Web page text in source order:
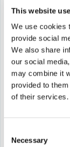
This website
We use cookies
provide social
We also share
our social
may combine it
provided to
of their services.
Selection
Necessary
40%